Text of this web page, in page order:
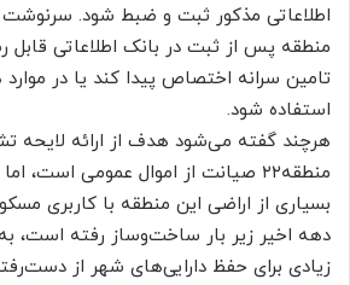
اطلاعاتی مذکور ثبت و ضبط شود. سرنوشت
منطقه پس از ثبت در بانک اطلاعاتی
تامین سرانه اختصاص پیدا کند یا در
استفاده شود.
هرچند گفته می‌‌شود هدف از ارائه لایحه
منطقه۲۲ صیانت از اموال عمومی است،
بسیاری از اراضی این منطقه با کاربری
دهه اخیر زیر بار ساخت‌و‌ساز رفته است،
زیادی برای حفظ دارایی‌‌های شهر از